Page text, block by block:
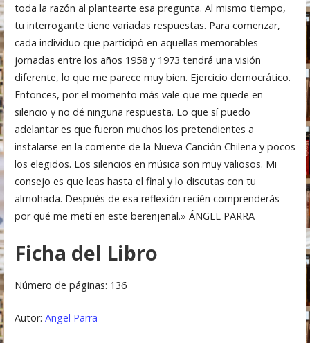
toda la razón al plantearte esa pregunta. Al mismo tiempo,
tu interrogante tiene variadas respuestas. Para comenzar,
cada individuo que participó en aquellas memorables
jornadas entre los años 1958 y 1973 tendrá una visión
diferente, lo que me parece muy bien. Ejercicio democrático.
Entonces, por el momento más vale que me quede en
silencio y no dé ninguna respuesta. Lo que sí puedo
adelantar es que fueron muchos los pretendientes a
instalarse en la corriente de la Nueva Canción Chilena y pocos
los elegidos. Los silencios en música son muy valiosos. Mi
consejo es que leas hasta el final y lo discutas con tu
almohada. Después de esa reflexión recién comprenderás
por qué me metí en este berenjenal.» ÁNGEL PARRA
Ficha del Libro
Número de páginas: 136
Autor: Angel Parra